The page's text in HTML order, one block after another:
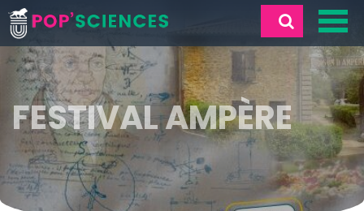
FESTIVAL AMPÈRE